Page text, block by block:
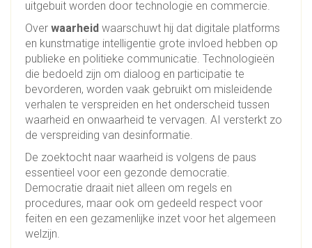
uitgebuit worden door technologie en commercie.
Over waarheid waarschuwt hij dat digitale platforms
en kunstmatige intelligentie grote invloed hebben op
publieke en politieke communicatie. Technologieën
die bedoeld zijn om dialoog en participatie te
bevorderen, worden vaak gebruikt om misleidende
verhalen te verspreiden en het onderscheid tussen
waarheid en onwaarheid te vervagen. AI versterkt zo
de verspreiding van desinformatie.
De zoektocht naar waarheid is volgens de paus
essentieel voor een gezonde democratie.
Democratie draait niet alleen om regels en
procedures, maar ook om gedeeld respect voor
feiten en een gezamenlijke inzet voor het algemeen
welzijn.